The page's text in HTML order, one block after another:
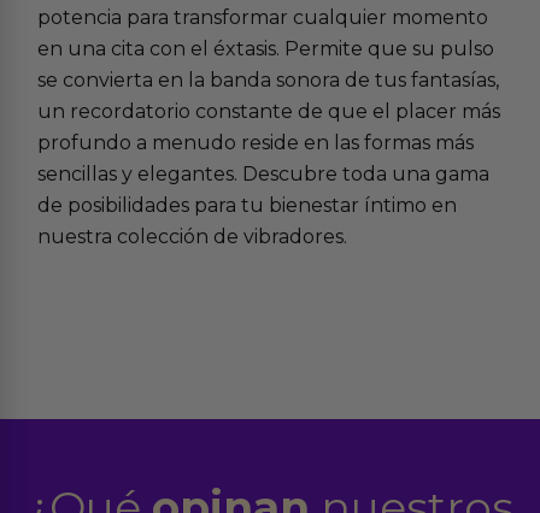
potencia para transformar cualquier momento
en una cita con el éxtasis. Permite que su pulso
se convierta en la banda sonora de tus fantasías,
un recordatorio constante de que el placer más
profundo a menudo reside en las formas más
sencillas y elegantes. Descubre toda una gama
de posibilidades para tu bienestar íntimo en
nuestra colección devibradores.